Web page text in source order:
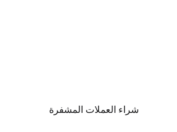
شراء العملات المشفرة